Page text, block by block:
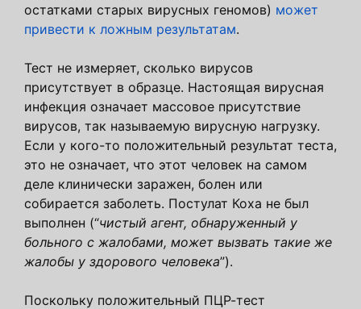
остатками старых вирусных геномов) может
привести к ложным результатам.
Тест не измеряет, сколько вирусов
присутствует в образце. Настоящая вирусная
инфекция означает массовое присутствие
вирусов, так называемую вирусную нагрузку.
Если у кого-то положительный результат теста,
это не означает, что этот человек на самом
деле клинически заражен, болен или
собирается заболеть. Постулат Коха не был
выполнен (“чистый агент, обнаруженный у
больного с жалобами, может вызвать такие же
жалобы у здорового человека”).
Поскольку положительный ПЦР-тест